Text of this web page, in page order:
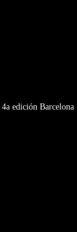
4a edición Barcelona